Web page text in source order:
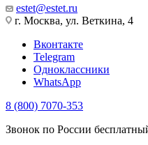
estet@estet.ru
г. Москва, ул. Веткина, 4
Вконтакте
Telegram
Одноклассники
WhatsApp
8 (800) 7070-353
Звонок по России